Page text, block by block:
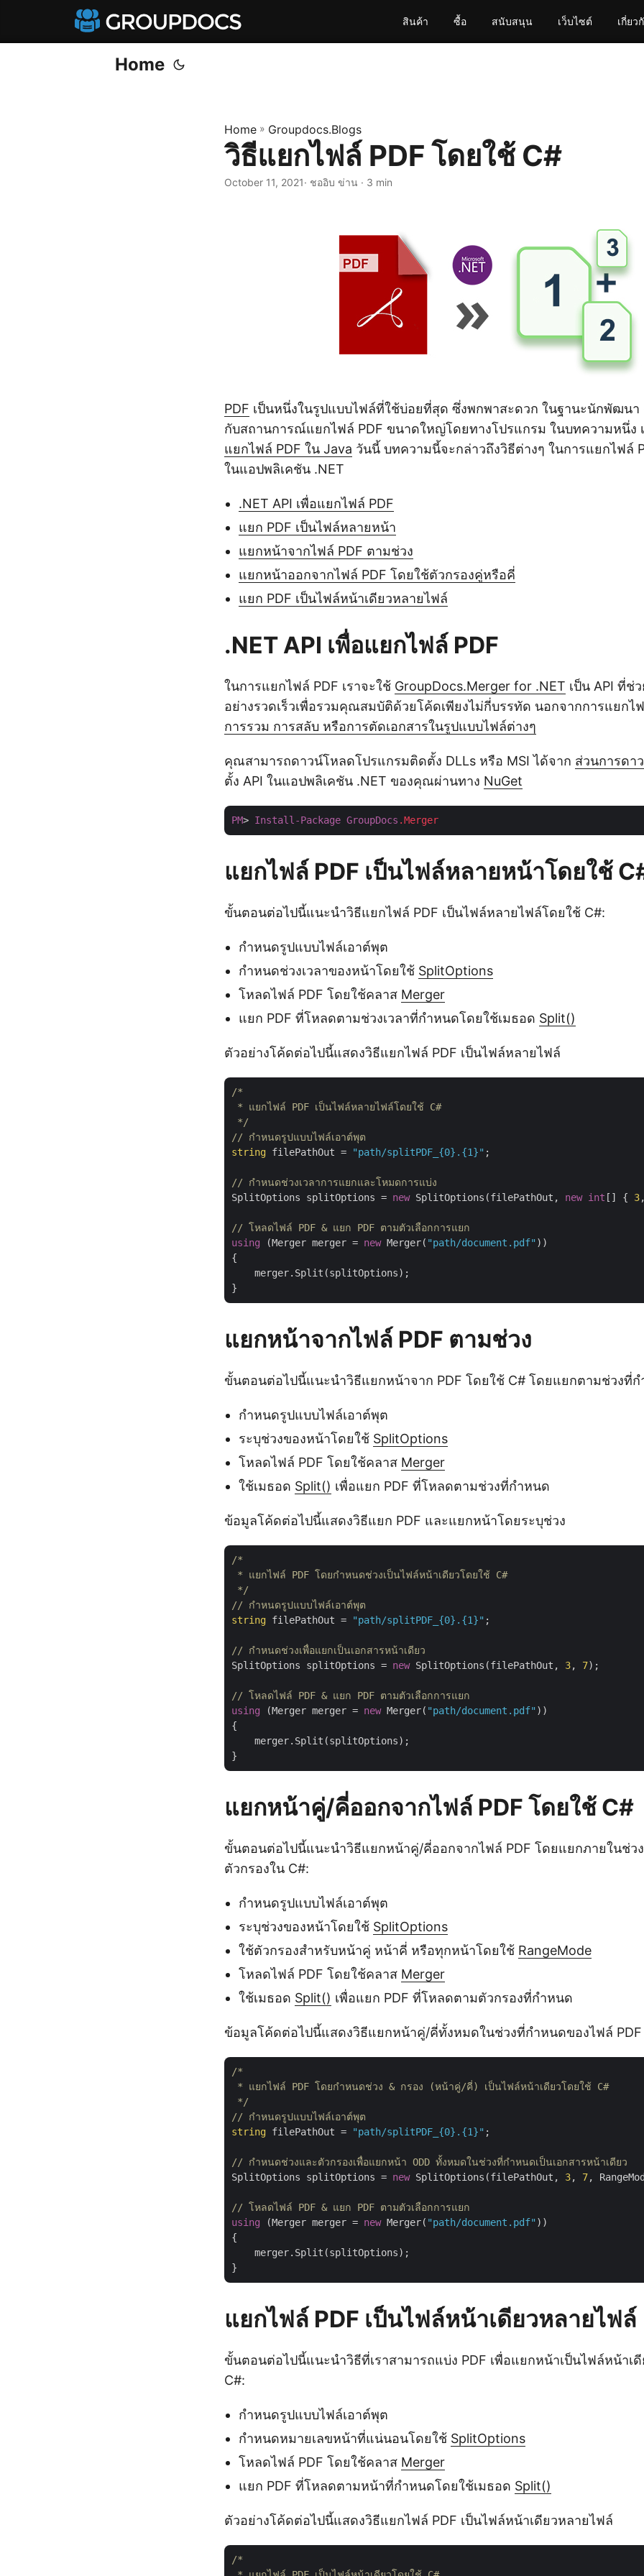
สินค้า ซื้อ สนับสนุน เว็บไซต์ เกี่ยว
Home
Home » Groupdocs.Blogs
วิธีแยกไฟล์ PDF โดยใช้ C#
October 11, 2021· ชออิบ ข่าน · 3 min
PDF เป็นหนึ่งในรูปแบบไฟล์ที่ใช้บ่อยที่สุด ซึ่งพกพาสะดวก ในฐานะนักพัฒน
กับสถานการณ์แยกไฟล์ PDF ขนาดใหญ่โดยทางโปรแกรม ในบทความหนึ่ง เ
แยกไฟล์ PDF ใน Java วันนี้ บทความนี้จะกล่าวถึงวิธีต่างๆ ในการแยกไฟล์
ในแอปพลิเคชัน .NET
.NET API เพื่อแยกไฟล์ PDF
แยก PDF เป็นไฟล์หลายหน้า
แยกหน้าจากไฟล์ PDF ตามช่วง
แยกหน้าออกจากไฟล์ PDF โดยใช้ตัวกรองคู่หรือคี่
แยก PDF เป็นไฟล์หน้าเดียวหลายไฟล์
.NET API เพื่อแยกไฟล์ PDF
ในการแยกไฟล์ PDF เราจะใช้ GroupDocs.Merger for .NET เป็น API ที่ช่
อย่างรวดเร็วเพื่อรวมคุณสมบัติด้วยโค้ดเพียงไม่กี่บรรทัด นอกจากการแยกไ
การรวม การสลับ หรือการตัดเอกสารในรูปแบบไฟล์ต่างๆ
คุณสามารถดาวน์โหลดโปรแกรมติดตั้ง DLLs หรือ MSI ได้จาก ส่วนการดา
ตั้ง API ในแอปพลิเคชัน .NET ของคุณผ่านทาง NuGet
PM> Install-Package GroupDocs .Merger
แยกไฟล์ PDF เป็นไฟล์หลายหน้าโดยใช้
ขั้นตอนต่อไปนี้แนะนำวิธีแยกไฟล์ PDF เป็นไฟล์หลายไฟล์โดยใช้ C#:
กำหนดรูปแบบไฟล์เอาต์พุต
กำหนดช่วงเวลาของหน้าโดยใช้ SplitOptions
โหลดไฟล์ PDF โดยใช้คลาส Merger
แยก PDF ที่โหลดตามช่วงเวลาที่กำหนดโดยใช้เมธอด Split()
ตัวอย่างโค้ดต่อไปนี้แสดงวิธีแยกไฟล์ PDF เป็นไฟล์หลายไฟล์
/*
* แยกไฟล์ PDF เป็นไฟล์หลายไฟล์โดยใช้ C#
*/
// กำหนดรูปแบบไฟล์เอาต์พุต
string filePathOut = "path/splitPDF_{0}.{1}" ;
// กำหนดช่วงเวลาการแยกและโหมดการแบ่ง
SplitOptions splitOptions = new SplitOptions(filePathOut, new int [] { 3
// โหลดไฟล์ PDF & แยก PDF ตามตัวเลือกการแยก
using (Merger merger = new Merger( "path/document.pdf" ))
{
    merger.Split(splitOptions);
แยกหน้าจากไฟล์ PDF ตามช่วง
ขั้นตอนต่อไปนี้แนะนำวิธีแยกหน้าจาก PDF โดยใช้ C# โดยแยกตามช่วงที่
กำหนดรูปแบบไฟล์เอาต์พุต
ระบุช่วงของหน้าโดยใช้ SplitOptions
โหลดไฟล์ PDF โดยใช้คลาส Merger
ใช้เมธอด Split() เพื่อแยก PDF ที่โหลดตามช่วงที่กำหนด
ข้อมูลโค้ดต่อไปนี้แสดงวิธีแยก PDF และแยกหน้าโดยระบุช่วง
/*
* แยกไฟล์ PDF โดยกำหนดช่วงเป็นไฟล์หน้าเดียวโดยใช้ C#
*/
// กำหนดรูปแบบไฟล์เอาต์พุต
string filePathOut = "path/splitPDF_{0}.{1}" ;
// กำหนดช่วงเพื่อแยกเป็นเอกสารหน้าเดียว
SplitOptions splitOptions = new SplitOptions(filePathOut, 3, 7);
// โหลดไฟล์ PDF & แยก PDF ตามตัวเลือกการแยก
using (Merger merger = new Merger( "path/document.pdf" ))
{
    merger.Split(splitOptions);
แยกหน้าคู่/คี่ออกจากไฟล์ PDF โดยใช้ C#
ขั้นตอนต่อไปนี้แนะนำวิธีแยกหน้าคู่/คี่ออกจากไฟล์ PDF โดยแยกภายในช่ว
ตัวกรองใน C#:
กำหนดรูปแบบไฟล์เอาต์พุต
ระบุช่วงของหน้าโดยใช้ SplitOptions
ใช้ตัวกรองสำหรับหน้าคู่ หน้าคี่ หรือทุกหน้าโดยใช้ RangeMode
โหลดไฟล์ PDF โดยใช้คลาส Merger
ใช้เมธอด Split() เพื่อแยก PDF ที่โหลดตามตัวกรองที่กำหนด
ข้อมูลโค้ดต่อไปนี้แสดงวิธีแยกหน้าคู่/คี่ทั้งหมดในช่วงที่กำหนดของไฟล์ PDF
/*
* แยกไฟล์ PDF โดยกำหนดช่วง & กรอง (หน้าคู่/คี่) เป็นไฟล์หน้าเดียวโดยใช้ C#
*/
// กำหนดรูปแบบไฟล์เอาต์พุต
string filePathOut = "path/splitPDF_{0}.{1}" ;
// กำหนดช่วงและตัวกรองเพื่อแยกหน้า ODD ทั้งหมดในช่วงที่กำหนดเป็นเอกสารหน้าเดียว
SplitOptions splitOptions = new SplitOptions(filePathOut, 3, 7,
// โหลดไฟล์ PDF & แยก PDF ตามตัวเลือกการแยก
using (Merger merger = new Merger( "path/document.pdf" ))
{
    merger.Split(splitOptions);
แยกไฟล์ PDF เป็นไฟล์หน้าเดียวหลายไฟล์
ขั้นตอนต่อไปนี้แนะนำวิธีที่เราสามารถแบ่ง PDF เพื่อแยกหน้าเป็นไฟล์หน้าเ
C#:
กำหนดรูปแบบไฟล์เอาต์พุต
กำหนดหมายเลขหน้าที่แน่นอนโดยใช้ SplitOptions
โหลดไฟล์ PDF โดยใช้คลาส Merger
แยก PDF ที่โหลดตามหน้าที่กำหนดโดยใช้เมธอด Split()
ตัวอย่างโค้ดต่อไปนี้แสดงวิธีแยกไฟล์ PDF เป็นไฟล์หน้าเดียวหลายไฟล์
/*